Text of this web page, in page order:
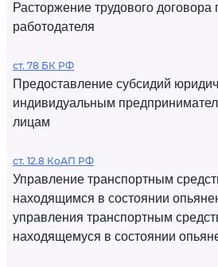
Расторжение трудового договора
работодателя
ст. 78 БК РФ
Предоставление субсидий
индивидуальным
лицам
ст. 12.8 КоАП РФ
Управление транспортным
находящимся в состоянии
управления транспортным
находящемуся в состоянии